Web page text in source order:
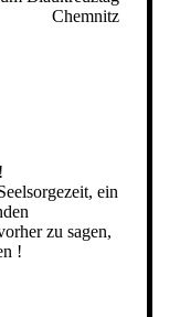
Chemnitz
ein
zu sagen,
!